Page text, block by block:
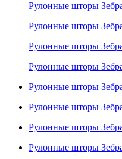
Рулонные шторы
Рулонные шторы
Рулонные шторы
Рулонные шторы
Рулонные шторы
Рулонные шторы
Рулонные шторы
Рулонные шторы